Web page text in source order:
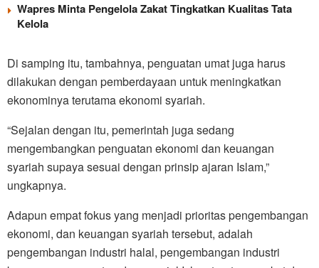
Wapres Minta Pengelola Zakat Tingkatkan Kualitas Tata
Kelola
Di samping itu, tambahnya, penguatan umat juga harus
dilakukan dengan pemberdayaan untuk meningkatkan
ekonominya terutama ekonomi syariah.
“Sejalan dengan itu, pemerintah juga sedang
mengembangkan penguatan ekonomi dan keuangan
syariah supaya sesuai dengan prinsip ajaran Islam,”
ungkapnya.
Adapun empat fokus yang menjadi prioritas pengembangan
ekonomi, dan keuangan syariah tersebut, adalah
pengembangan industri halal, pengembangan industri